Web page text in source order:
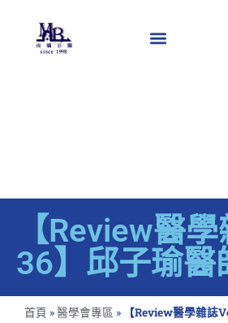
【Review醫
36】邱子瑜醫
首頁 »醫學會專區 » 【Review醫學雜誌